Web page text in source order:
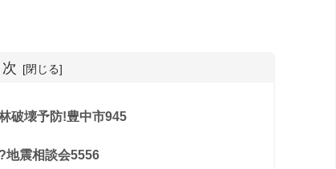
破壊予防!豊中市945
地震相談会5556